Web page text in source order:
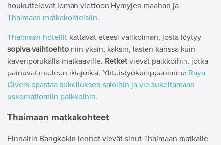
houkuttelevat loman viettoon Hymyjen maahan ja
Thaimaan matkakohteisiin.
Thaimaan hotellit kattavat eteesi valikoiman, josta löytyy
sopiva vaihtoehto niin yksin, kaksin, lasten kanssa kuin
kaveriporukalla matkaaville. Retket vievät paikkoihin, jotka
painuvat mieleen ikiajoiksi. Yhteistyökumppanimme Raya
Divers opastaa sukelluksen saloihin ja vie sukeltamaan
uskomattomiin paikkoihin.
Thaimaan matkakohteet
Finnairin Bangkokin lennot vievät sinut Thaimaan matkalle